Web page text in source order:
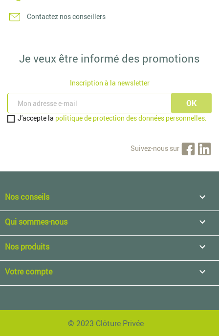
Contactez nos conseillers
Je veux être informé des promotions
Inscription à la newsletter
J'accepte la politique de protection des données personnelles.
Suivez-nous sur
Nos conseils 
Qui sommes-nous 
Nos produits 
Votre compte 
© 2023 Clôture Privée